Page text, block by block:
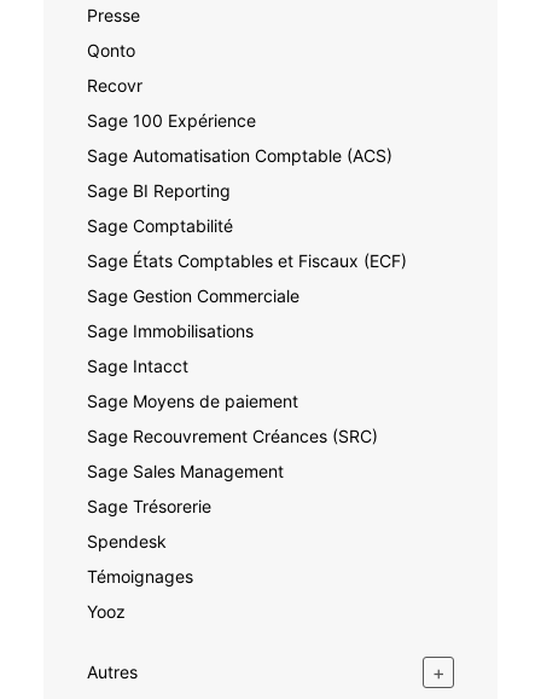
Presse
Qonto
Recovr
Sage 100 Expérience
Sage Automatisation Comptable (ACS)
Sage BI Reporting
Sage Comptabilité
Sage États Comptables et Fiscaux (ECF)
Sage Gestion Commerciale
Sage Immobilisations
Sage Intacct
Sage Moyens de paiement
Sage Recouvrement Créances (SRC)
Sage Sales Management
Sage Trésorerie
Spendesk
Témoignages
Yooz
Autres +